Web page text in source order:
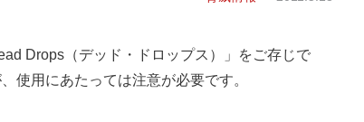
Drops（デッド・ドロップス）」をご存じで
使用にあたっては注意が必要です。